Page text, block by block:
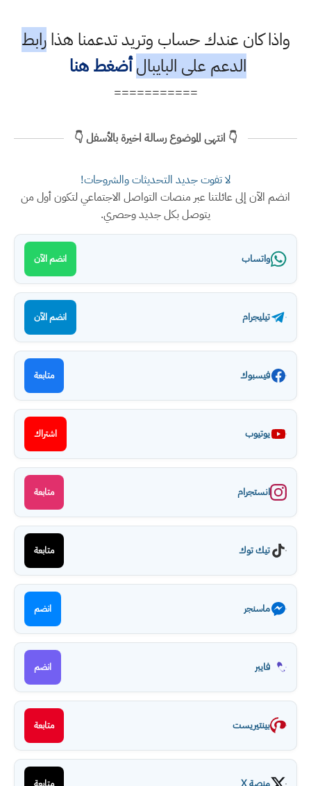
واذا كان عندك حساب وتريد تدعمنا هذارابط
الدعم على البايبال أضغط هنا
===========
👇 انتهى الموضوع رسالة اخيرة بالأسفل 👇
لا تفوت جديد التحديثات والشروحات!
انضم الآن إلى عائلتنا عبر منصات التواصل الاجتماعي لتكون أول من
يتوصل بكل جديد وحصري.
واتساب انضم الآن
تيليجرام انضم الآن
فيسبوك متابعة
يوتيوب اشتراك
انستجرام متابعة
تيك توك متابعة
ماسنجر انضم
فايبر انضم
بينتيريست متابعة